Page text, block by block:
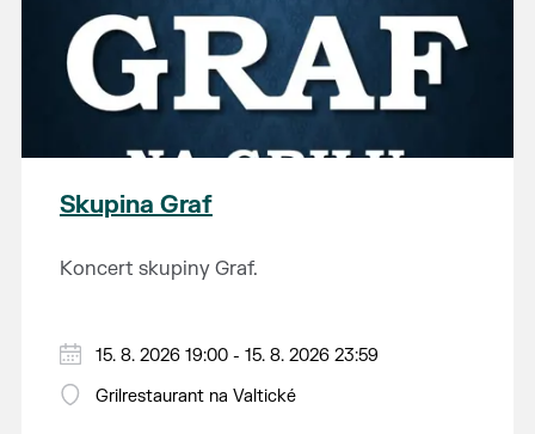
Skupina Graf
Koncert skupiny Graf.
15. 8. 2026 19:00 - 15. 8. 2026 23:59
Grilrestaurant na Valtické